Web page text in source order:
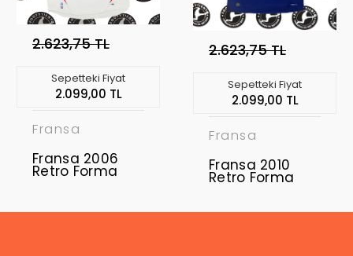
2.623,75 TL
Sepetteki Fiyat
2.099,00 TL
Fransa
Fransa 2006
Retro Forma
2.623,75 TL
Sepetteki Fiyat
2.099,00 TL
Fransa
Fransa 2010
Retro Forma